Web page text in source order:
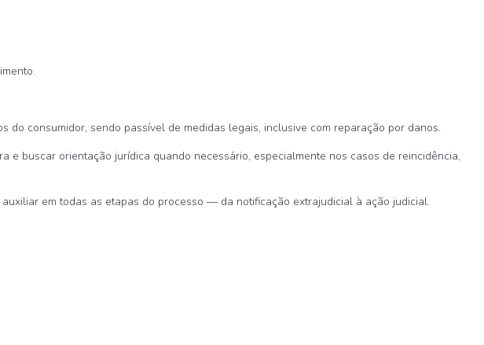
consumidor, sendo passível de medidas legais, inclusive com reparação por danos.
buscar orientação jurídica quando necessário, especialmente nos casos de reincidência,
em todas as etapas do processo — da notificação extrajudicial à ação judicial.